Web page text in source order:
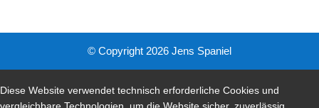
© Copyright 2026 Jens Spaniel
Diese Website verwendet technisch erforderliche Cookies und